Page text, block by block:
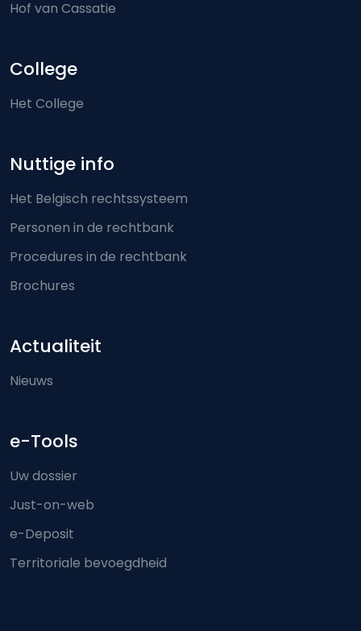
Hof van Cassatie
College
Het College
Nuttige info
Het Belgisch rechtssysteem
Personen in de rechtbank
Procedures in de rechtbank
Brochures
Actualiteit
Nieuws
e-Tools
Uw dossier
Just-on-web
e-Deposit
Territoriale bevoegdheid